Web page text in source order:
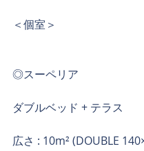
＜個室＞
◎スーペリア
ダブルベッド + テラス
広さ : 10m² (DOUBLE